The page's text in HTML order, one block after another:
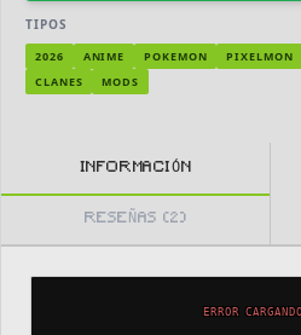
TIPOS
2026 ANIME POKEMON PIXELMON
CLANES
MODS
INFORMACIÓN
RESEÑAS (2)
ERROR